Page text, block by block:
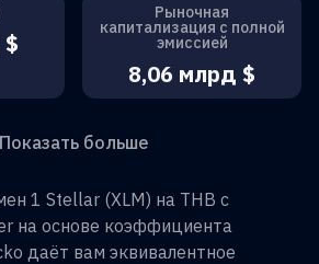
Рыночная
капитализация с полной
эмиссией
8,06 млрд $
Показать больше
1 Stellar (XLM) на THB с
на основе коэффициента
даёт вам эквивалентное